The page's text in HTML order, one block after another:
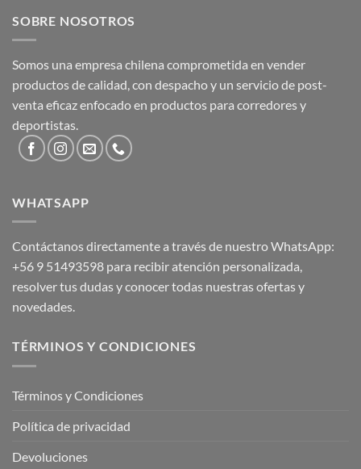
SOBRE NOSOTROS
Somos una empresa chilena comprometida en vender
productos de calidad, con despacho y un servicio de post-
venta eficaz enfocado en productos para corredores y
deportistas.
WHATSAPP
Contáctanos directamente a través de nuestro WhatsApp:
+56 9 51493598 para recibir atención personalizada,
resolver tus dudas y conocer todas nuestras ofertas y
novedades.
TÉRMINOS Y CONDICIONES
Términos y Condiciones
Política de privacidad
Devoluciones